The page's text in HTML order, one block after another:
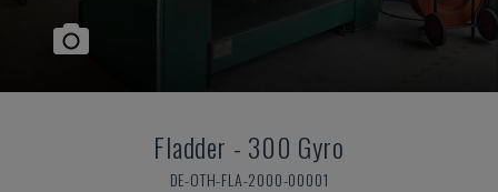
Fladder - 300 Gyro
DE-OTH-FLA-2000-00001